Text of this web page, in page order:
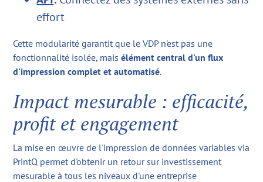
effort
Cette modularité garantit que le VDP n'est pas une
fonctionnalité isolée, maisélément central d'un flux
d'impression complet et automatisé.
Impact mesurable : efficacité,
profit et engagement
La mise en œuvre de l'impression de données variables via
PrintQ permet d'obtenir un retour sur investissement
mesurable à tous les niveaux d'une entreprise